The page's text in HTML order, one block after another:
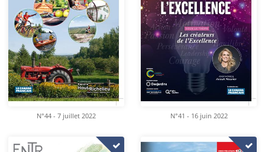
N°44 - 7 juillet 2022 N°41 - 16 juin 2022